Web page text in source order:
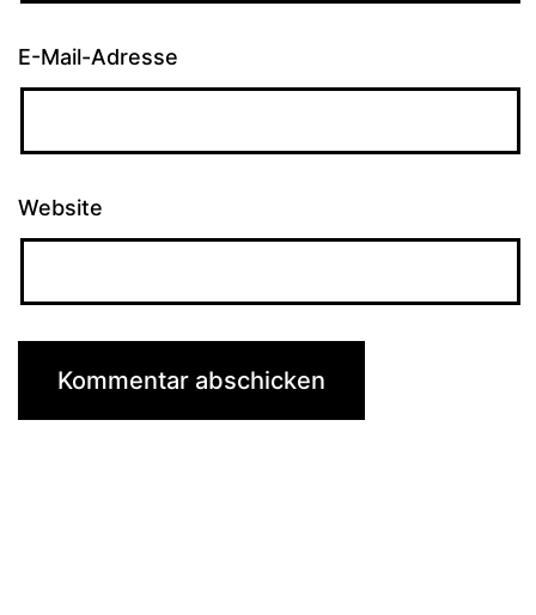
E-Mail-Adresse
Website